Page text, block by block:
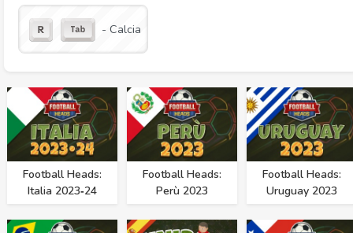
- Calcia
Football Heads:
Italia 2023‑24
Football Heads:
Perù 2023
Football Heads:
Uruguay 2023